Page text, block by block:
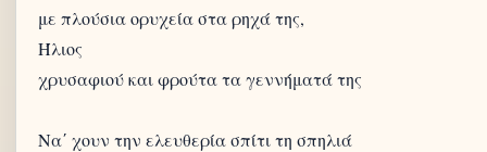
με πλούσια ορυχεία στα ρηχά της,
Ήλιος
χρυσαφιού και φρούτα τα γεννήματά της
Να΄ χουν την ελευθερία σπίτι τη σπηλιά